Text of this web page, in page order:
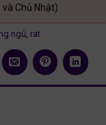
Chủ Nhật)
ngủ rat